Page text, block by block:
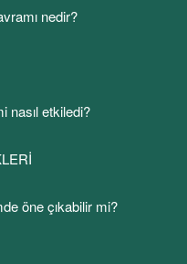
nedir?
nasıl etkiledi?
öne çıkabilir mi?